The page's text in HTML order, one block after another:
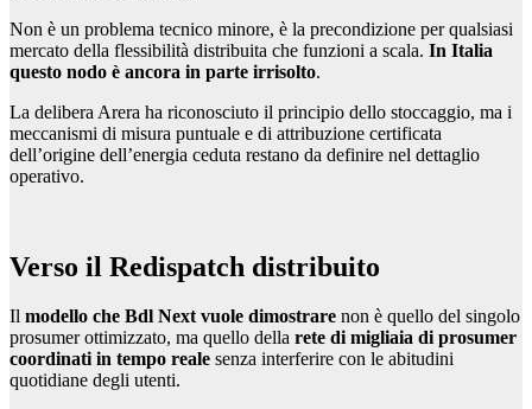
Non è un problema tecnico minore, è la precondizione per qualsiasi
mercato della flessibilità distribuita che funzioni a scala. In Italia
questo nodo è ancora in parte irrisolto.
La delibera Arera ha riconosciuto il principio dello stoccaggio, ma i
meccanismi di misura puntuale e di attribuzione certificata
dell’origine dell’energia ceduta restano da definire nel dettaglio
operativo.
Verso il Redispatch distribuito
Il modello che Bdl Next vuole dimostrare non è quello del singolo
prosumer ottimizzato, ma quello della rete di migliaia di prosumer
coordinati in tempo reale senza interferire con le abitudini
quotidiane degli utenti.